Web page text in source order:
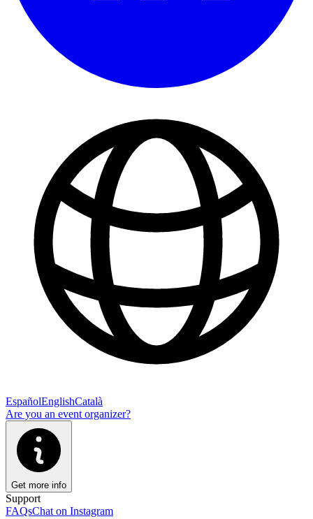
EspañolEnglishCatalà
Are you an event organizer?
Get more info
Support
FAQsChat on Instagram